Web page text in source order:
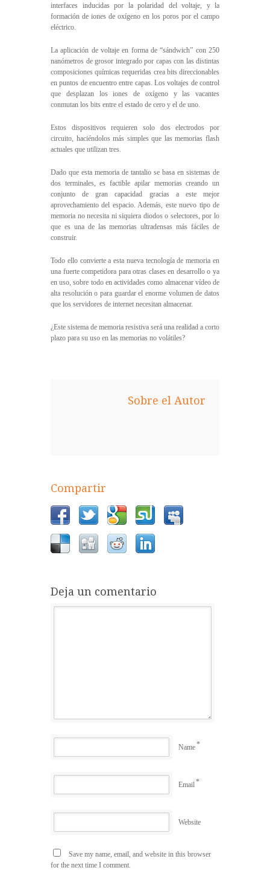
interfaces inducidas por la polaridad del voltaje, y la
formación de iones de oxígeno en los poros por el campo
eléctrico.
La aplicación de voltaje en forma de “sándwich” con 250
nanómetros de grosor integrado por capas con las distintas
composiciones químicas requeridas crea bits direccionables
en puntos de encuentro entre capas. Los voltajes de control
que desplazan los iones de oxígeno y las vacantes
conmutan los bits entre el estado de cero y el de uno.
Estos dispositivos requieren solo dos electrodos por
circuito, haciéndolos más simples que las memorias flash
actuales que utilizan tres.
Dado que esta memoria de tantalio se basa en sistemas de
dos terminales, es factible apilar memorias creando un
conjunto de gran capacidad gracias a este mejor
aprovechamiento del espacio. Además, este nuevo tipo de
memoria no necesita ni siquiera diodos o selectores, por lo
que es una de las memorias ultradensas más fáciles de
construir.
Todo ello convierte a esta nueva tecnología de memoria en
una fuerte competidora para otras clases en desarrollo o ya
en uso, sobre todo en actividades como almacenar vídeo de
alta resolución o para guardar el enorme volumen de datos
que los servidores de internet necesitan almacenar.
¿Este sistema de memoria resistiva será una realidad a corto
plazo para su uso en las memorias no volátiles?
Sobre el Autor
Compartir
Deja un comentario
Name*
Email*
Website
Save my name, email, and website in this browser
for the next time I comment.